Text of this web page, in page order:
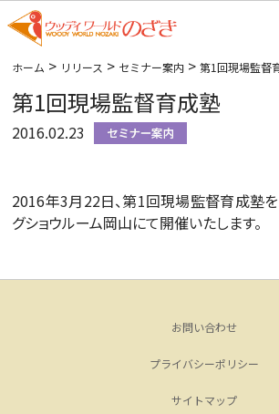
ホーム > リリース > セミナー案内 >第1回現場監督
第1回現場監督育成塾
2016.02.23
2016年3月22日、第1回現場監督育成塾を
グショウルーム岡山にて開催いたします。
お問い合わせ
プライバシーポリシー
サイトマップ